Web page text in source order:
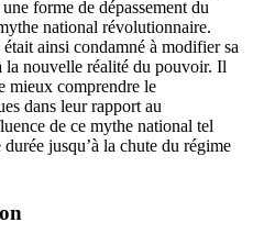
forme de dépassement du
national révolutionnaire.
ainsi condamné à modifier sa
la nouvelle réalité du pouvoir. Il
mieux comprendre le
dans leur rapport au
de ce mythe national tel
jusqu’à la chute du régime